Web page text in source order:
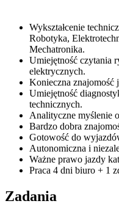
Wykształcenie
Robotyka,
Mechatronika.
Umiejętność czytania
elektrycznych.
Konieczna znajomość
Umiejętność
technicznych.
Analityczne myślenie
Bardzo dobra
Gotowość do
Autonomiczna i
Ważne prawo jazdy
Praca 4 dni biuro + 1
Zadania